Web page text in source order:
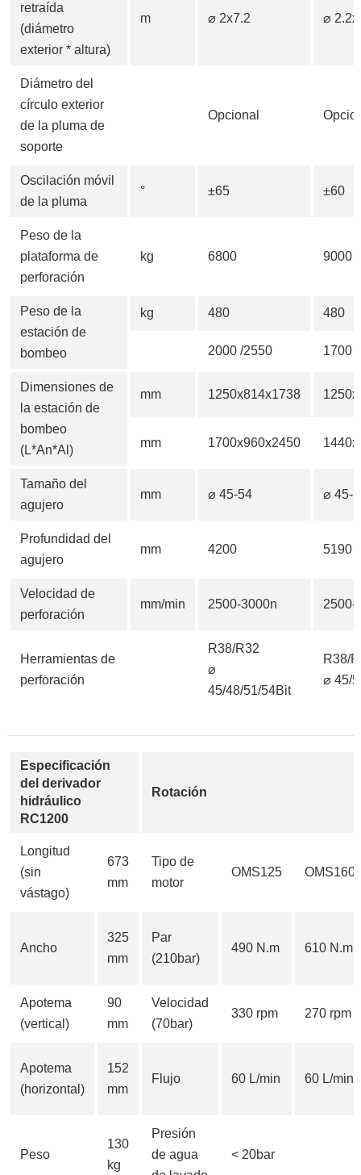
retraída
(diámetro
exterior * altura)
m ⌀ 2x7.2 ⌀
Diámetro del
círculo exterior
de la pluma de
soporte
Opcional
Oscilación móvil
de la pluma
° ±65 ±60
Peso de la
plataforma de
perforación
kg 6800 9000
Peso de la
estación de
bombeo
kg 480 480
2000 /2550 1700
Dimensiones de
la estación de
bombeo
(L*An*Al)
mm 1250x814x1738
mm 1700x960x2450
Tamaño del
agujero
mm ⌀ 45-54 ⌀ 45-
Profundidad del
agujero
mm 4200 5190
Velocidad de
perforación
mm/min 2500-3000n 2500-
Herramientas de
perforación
R38/R32
⌀
45/48/51/54Bit
R38/
⌀ 45/
Especificación
del derivador
hidráulico
RC1200
Rotación
Longitud
(sin
vástago)
673
mm
Tipo de
motor
OMS125 OMS160
Ancho
325
mm
Par
(210bar)
490 N.m 610 N.m
Apotema
(vertical)
90
mm
Velocidad
(70bar)
330 rpm 270 rpm
Apotema
(horizontal)
152
mm
Flujo 60 L/min 60 L/min
Peso
130
kg
Presión
de agua
< 20bar